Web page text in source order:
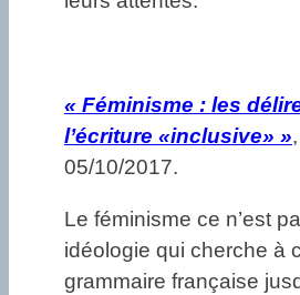
« Féminisme : les
l’écriture «inclusive» »
05/10/2017.
Le féminisme ce n’est
idéologie qui cherche à
grammaire française